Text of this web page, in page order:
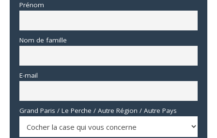
Prénom
Nom de famille
E-mail
Grand Paris / Le Perche / Autre Région / Autre Pays